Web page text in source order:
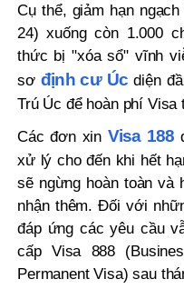
Cụ thể, giảm hạn
24) xuống còn 1.000
thức bị "xóa sổ" vĩnh
sơđịnh cư Úcdiện
Trú Úc để hoàn phí Visa
Các đơn xin Visa 188
xử lý cho đến khi hết
sẽ ngừng hoàn toàn
nhận thêm. Đối với
đáp ứng các yêu cầu
cấp Visa 888
Permanent Visa) sau